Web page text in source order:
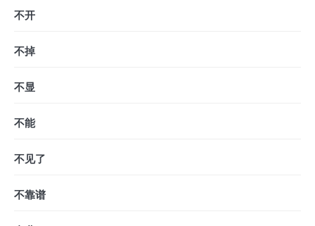
不开
不掉
不显
不能
不见了
不靠谱